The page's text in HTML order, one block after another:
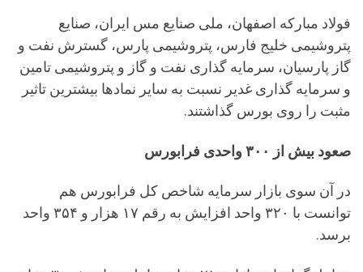
فولاد مبارکه اصفهان، ملی صنایع مس ایران، صنایع
پتروشیمی خلیج فارس، پتروشیمی پارس، گسترش نفت و
گاز پارسیان، سرمایه گذاری نفت و گاز و پتروشیمی تامین
و سرمایه گذاری غدیر نسبت به سایر نمادها بیشترین تاثیر
مثبت را روی بورس گذاشتند.
صعود بیش از ۳۰۰ واحدی فرابورس
در آن سوی بازار سرمایه شاخص کل فرابورس هم
توانست با ۳۲۰ واحد افزایش به رقم ۱۷ هزار و ۳۵۴ واحد
برسد.